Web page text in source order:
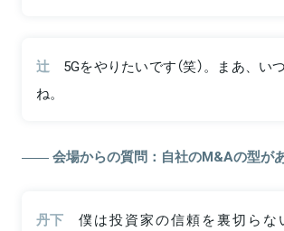
辻
5Gをやりたいです（笑）。まあ、い
ね。
会場からの質問：自社のM&Aの型が
丹下
僕は投資家の信頼を裏切らな